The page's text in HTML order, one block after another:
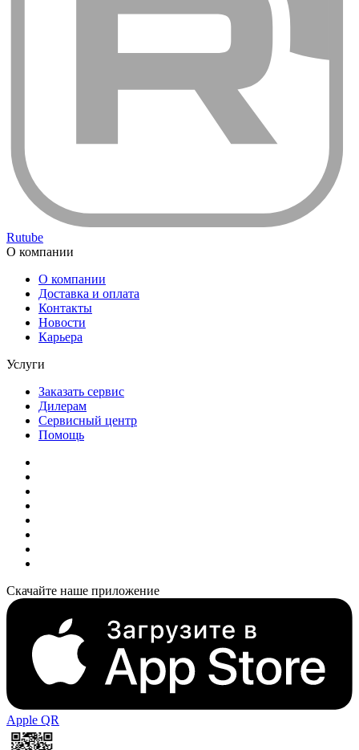
Rutube
О компании
О компании
Доставка и оплата
Контакты
Новости
Карьера
Услуги
Заказать сервис
Дилерам
Сервисный центр
Помощь
Скачайте наше приложение
Apple QR